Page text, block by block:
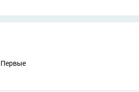
Первые